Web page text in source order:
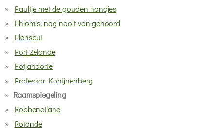
Paultje met de gouden handjes
Phlomis, nog nooit van gehoord
Plensbui
Port Zelande
Potjandorie
Professor Konijnenberg
Raamspiegeling
Robbeneiland
Rotonde